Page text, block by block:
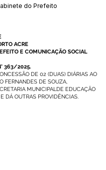
do Prefeito
ACRE
E COMUNICAÇÃO SOCIAL
363/2025.
DE 02 (DUAS) DIÁRIAS AO
FERNANDES DE SOUZA,
MUNICIPALDE EDUCAÇÃO
DÁ OUTRAS PROVIDÊNCIAS.